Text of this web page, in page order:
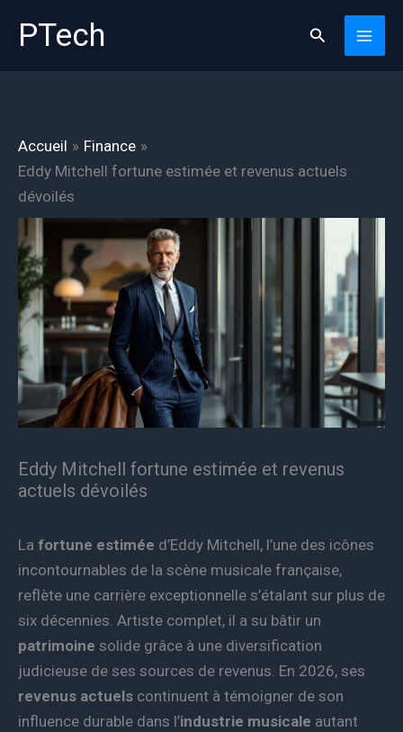
PTech Rechercher
Accueil
Finance
Eddy Mitchell fortune estimée et revenus actuels
dévoilés
Eddy Mitchell fortune estimée et revenus
actuels dévoilés
La fortune estimée d’Eddy Mitchell, l’une des icônes
incontournables de la scène musicale française,
reflète une carrière exceptionnelle s’étalant sur plus de
six décennies. Artiste complet, il a su bâtir un
patrimoine solide grâce à une diversification
judicieuse de ses sources de revenus. En 2026, ses
revenus actuels continuent à témoigner de son
influence durable dans l’industrie musicale autant